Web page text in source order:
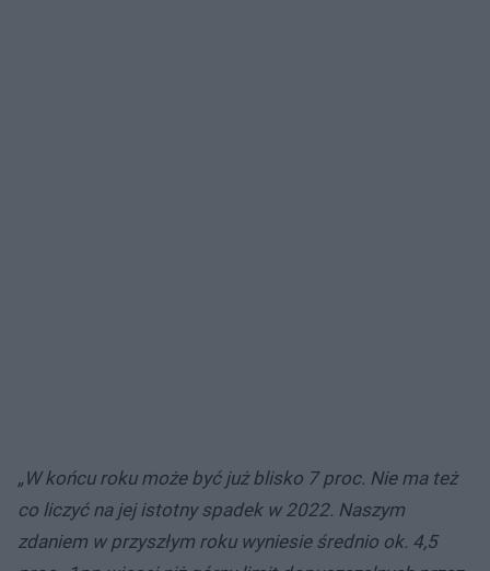
„W końcu roku może być już blisko 7 proc. Nie ma też
co liczyć na jej istotny spadek w 2022. Naszym
zdaniem w przyszłym roku wyniesie średnio ok. 4,5